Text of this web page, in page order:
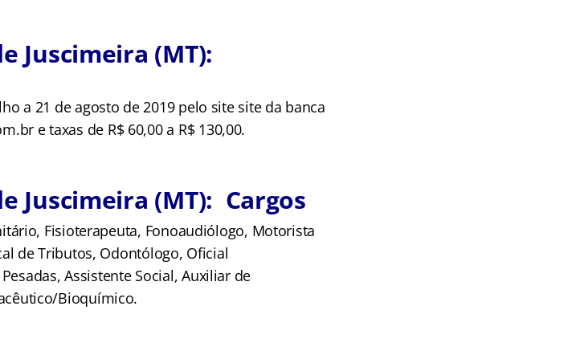
Juscimeira (MT):
a 21 de agosto de 2019 pelo site site da banca
e taxas de R$ 60,00 a R$ 130,00.
Juscimeira (MT): Cargos
Fisioterapeuta, Fonoaudiólogo, Motorista
de Tributos, Odontólogo, Oficial
Assistente Social, Auxiliar de
Bioquímico.